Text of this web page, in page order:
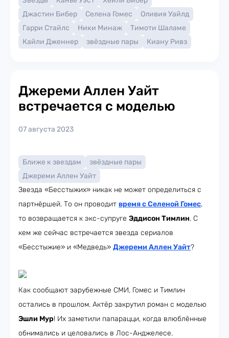
Джастин Бибер
Селена Гомес
Оливия Уайлд
Гарри Стайлс
Ники Минаж
Тимоти Шаламе
Кайли Дженнер
звёздные пары Киану Ривз
Джереми Аллен Уайт
встречается с моделью
07 августа 2023
Ближе к звездам
звёздные пары
Джереми Аллен Уайт
Звезда «Бесстыжих» никак не может определиться с
партнёршей. То он проводит время с Селеной Гомеc,
то возвращается к экс-супруге Эддисон Тимлин. С
кем же сейчас встречается звезда сериалов
«Бесстыжие» и «Медведь» Джереми Аллен Уайт?
Как сообщают зарубежные СМИ, Гомес и Тимлин
остались в прошлом. Актёр закрутил роман с моделью
Эшли Мур! Их заметили папарацци, когда влюблённые
обнимались и целовались в Лос-Анджелесе.